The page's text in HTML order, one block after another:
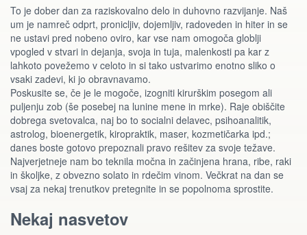
To je dober dan za raziskovalno delo in duhovno razvijanje. Naš
um je namreč odprt, pronicljiv, dojemljiv, radoveden in hiter in se
ne ustavi pred nobeno oviro, kar vse nam omogoča globlji
vpogled v stvari in dejanja, svoja in tuja, malenkosti pa kar z
lahkoto povežemo v celoto in si tako ustvarimo enotno sliko o
vsaki zadevi, ki jo obravnavamo.
Poskusite se, če je le mogoče, izogniti kirurškim posegom ali
puljenju zob (še posebej na lunine mene in mrke). Raje obiščite
dobrega svetovalca, naj bo to socialni delavec, psihoanalitik,
astrolog, bioenergetik, kiropraktik, maser, kozmetičarka ipd.;
danes boste gotovo prepoznali pravo rešitev za svoje težave.
Najverjetneje nam bo teknila močna in začinjena hrana, ribe, raki
in školjke, z obvezno solato in rdečim vinom. Večkrat na dan se
vsaj za nekaj trenutkov pretegnite in se popolnoma sprostite.
Nekaj nasvetov